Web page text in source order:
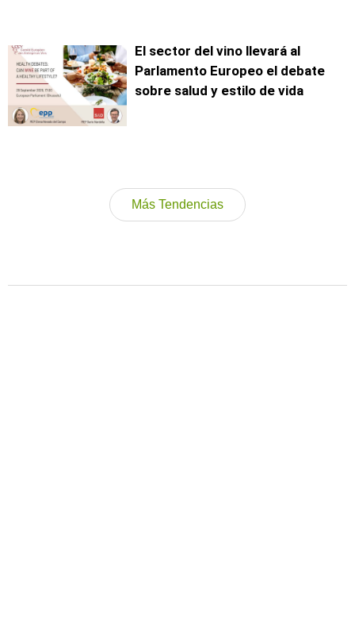
El sector del vino llevará al
Parlamento Europeo el debate
sobre salud y estilo de vida
Más Tendencias